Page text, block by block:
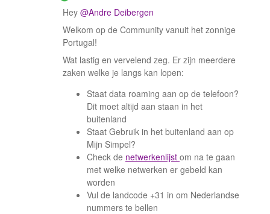
Hey @Andre Deibergen
Welkom op de Community vanuit het zonnige
Portugal!
Wat lastig en vervelend zeg. Er zijn meerdere
zaken welke je langs kan lopen:
Staat data roaming aan op de telefoon?
Dit moet altijd aan staan in het
buitenland
Staat Gebruik in het buitenland aan op
Mijn Simpel?
Check de netwerkenlijst om na te gaan
met welke netwerken er gebeld kan
worden
Vul de landcode +31 in om Nederlandse
nummers te bellen